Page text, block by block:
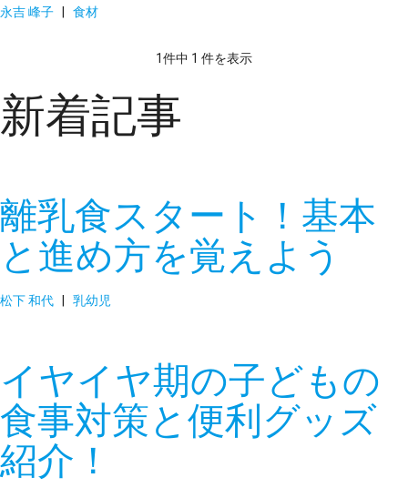
永吉 峰子 | 食材
1件中 1 件を表示
新着記事
離乳食スタート！基本
と進め方を覚えよう
松下 和代 | 乳幼児
イヤイヤ期の子どもの
食事対策と便利グッズ
紹介！